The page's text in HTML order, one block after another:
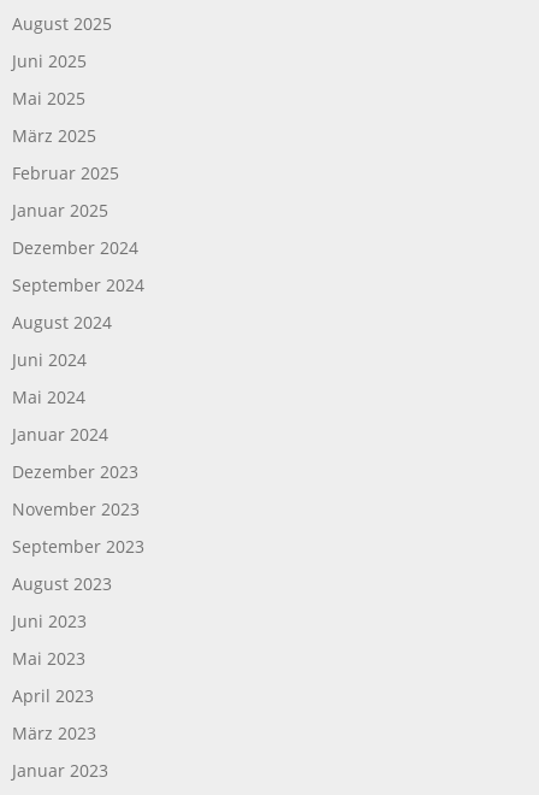
August 2025
Juni 2025
Mai 2025
März 2025
Februar 2025
Januar 2025
Dezember 2024
September 2024
August 2024
Juni 2024
Mai 2024
Januar 2024
Dezember 2023
November 2023
September 2023
August 2023
Juni 2023
Mai 2023
April 2023
März 2023
Januar 2023